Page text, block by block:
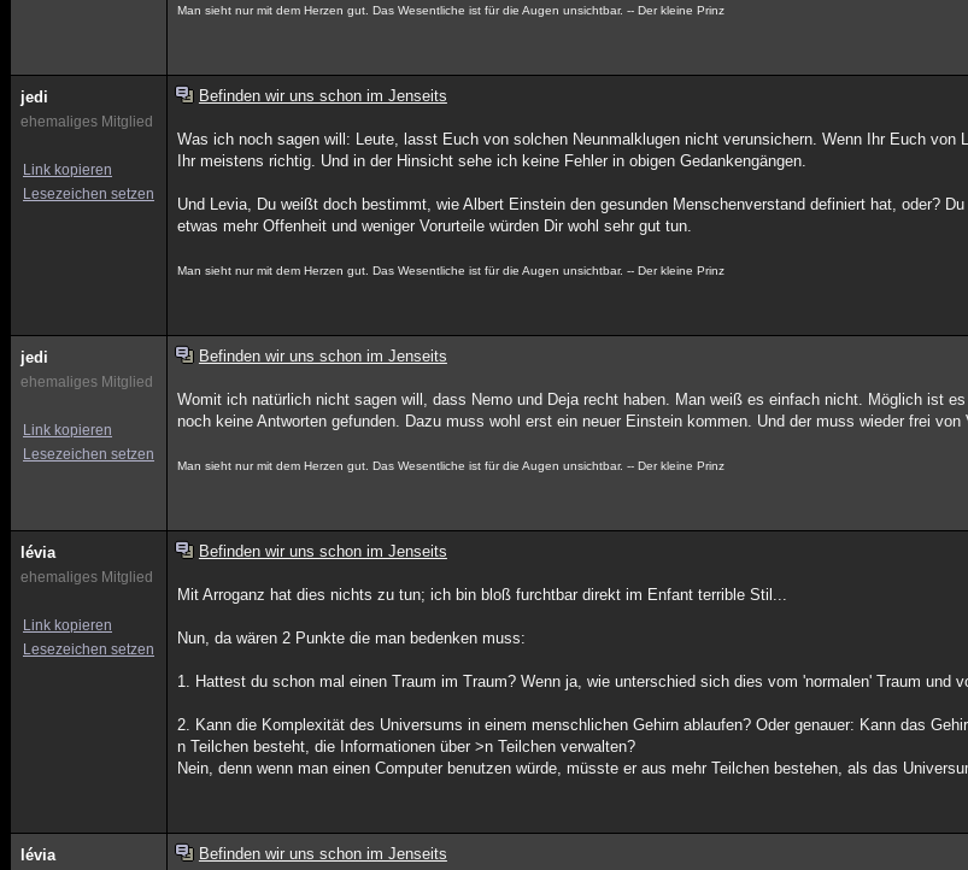
Man sieht nur mit dem Herzen gut. Das Wesentliche ist für die Augen unsichtbar. -- Der kleine Prinz
jedi
ehemaliges Mitglied
Link kopieren
Lesezeichen setzen
Befinden wir uns schon im Jenseits
Was ich noch sagen will: Leute, lasst Euch von solchen Neunmalklugen nicht verunsichern. Wenn Ihr Euch von
Ihr meistens richtig. Und in der Hinsicht sehe ich keine Fehler in obigen Gedankengängen.
Und Levia, Du weißt doch bestimmt, wie Albert Einstein den gesunden Menschenverstand definiert hat, oder?
etwas mehr Offenheit und weniger Vorurteile würden Dir wohl sehr gut tun.
Man sieht nur mit dem Herzen gut. Das Wesentliche ist für die Augen unsichtbar. -- Der kleine Prinz
jedi
ehemaliges Mitglied
Link kopieren
Lesezeichen setzen
Befinden wir uns schon im Jenseits
Womit ich natürlich nicht sagen will, dass Nemo und Deja recht haben. Man weiß es einfach nicht. Möglich ist
noch keine Antworten gefunden. Dazu muss wohl erst ein neuer Einstein kommen. Und der muss wieder frei von
Man sieht nur mit dem Herzen gut. Das Wesentliche ist für die Augen unsichtbar. -- Der kleine Prinz
lévia
ehemaliges Mitglied
Link kopieren
Lesezeichen setzen
Befinden wir uns schon im Jenseits
Mit Arroganz hat dies nichts zu tun; ich bin bloß furchtbar direkt im Enfant terrible Stil...
Nun, da wären 2 Punkte die man bedenken muss:
1. Hattest du schon mal einen Traum im Traum? Wenn ja, wie unterschied sich dies vom 'normalen' Traum und
2. Kann die Komplexität des Universums in einem menschlichen Gehirn ablaufen? Oder genauer: Kann das
n Teilchen besteht, die Informationen über >n Teilchen verwalten?
Nein, denn wenn man einen Computer benutzen würde, müsste er aus mehr Teilchen bestehen, als das
lévia Befinden wir uns schon im Jenseits